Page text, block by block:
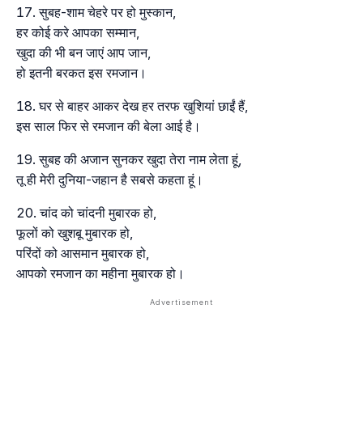
सुबह-शाम चेहरे पर हो मुस्कान,
हर कोई करे आपका सम्मान,
खुदा की भी बन जाएं आप जान,
हो इतनी बरकत इस रमजान।
घर से बाहर आकर देख हर तरफ खुशियां छाईं हैं,
इस साल फिर से रमजान की बेला आई है।
सुबह की अजान सुनकर खुदा तेरा नाम लेता हूं,
तू ही मेरी दुनिया-जहान है सबसे कहता हूं।
चांद को चांदनी मुबारक हो,
फूलों को खुशबू मुबारक हो,
परिंदों को आसमान मुबारक हो,
आपको रमजान का महीना मुबारक हो।